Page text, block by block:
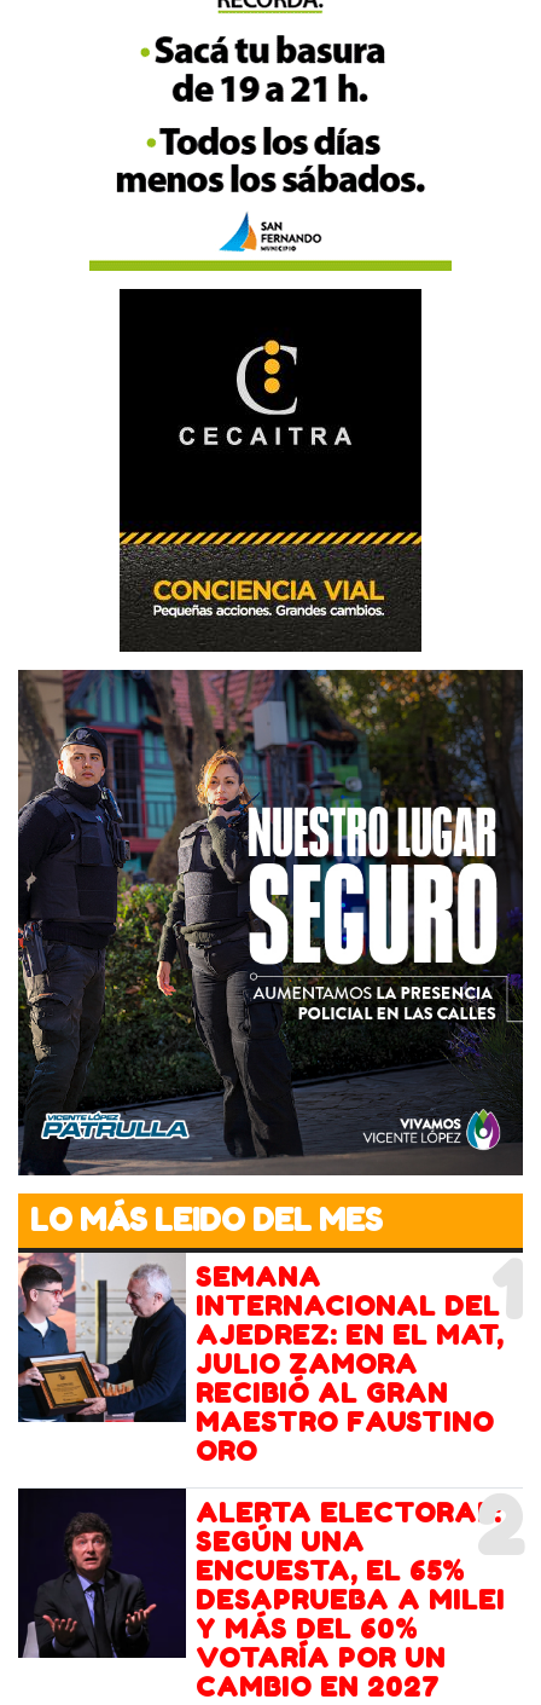
LO MÁS LEIDO DEL MES
1
SEMANA
INTERNACIONAL DEL
AJEDREZ: EN EL MAT,
JULIO ZAMORA
RECIBIÓ AL GRAN
MAESTRO FAUSTINO
ORO
2
ALERTA ELECTORAL:
SEGÚN UNA
ENCUESTA, EL 65%
DESAPRUEBA A MILEI
Y MÁS DEL 60%
VOTARÍA POR UN
CAMBIO EN 2027